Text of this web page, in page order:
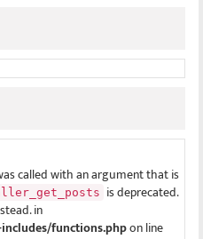
called with an argument that is
is deprecated.
in
functions.phpon line